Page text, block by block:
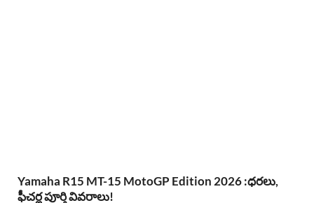
Yamaha R15 MT-15 MotoGP Edition 2026 :ధరలు,
ఫీచర్ల పూర్తి వివరాలు!